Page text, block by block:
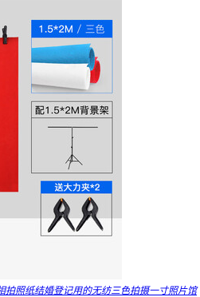
拍照纸结婚登记用的无纺三色拍摄一寸照片馆